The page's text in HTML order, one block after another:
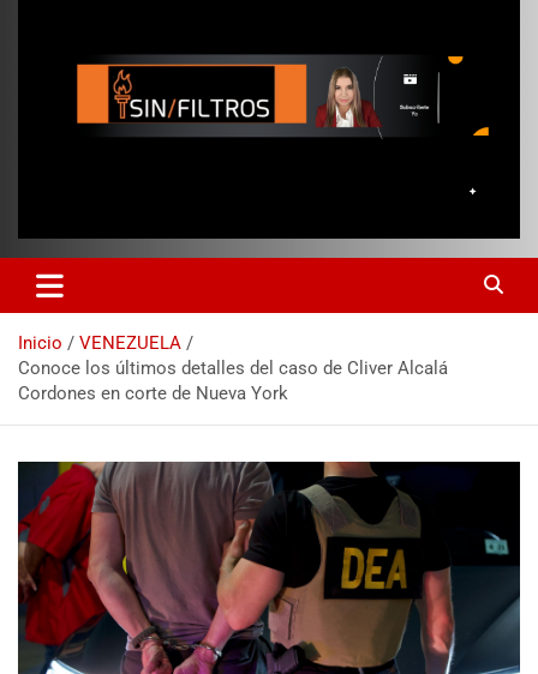
Inicio
VENEZUELA
Conoce los últimos detalles del caso de Cliver Alcalá
Cordones en corte de Nueva York